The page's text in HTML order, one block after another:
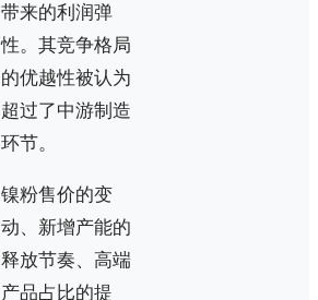
带来的利润弹
性。其竞争格局
的优越性被认为
超过了中游制造
环节。
镍粉售价的变
动、新增产能的
释放节奏、高端
产品占比的提